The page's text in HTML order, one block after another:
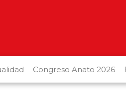
Congreso Anato 2026